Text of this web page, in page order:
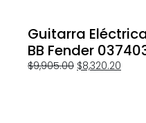
Guitarra
BB Fender
$9,905.00 $8,320.20